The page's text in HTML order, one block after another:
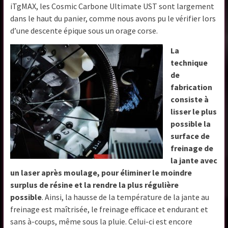
iTgMAX, les Cosmic Carbone Ultimate UST sont largement
dans le haut du panier, comme nous avons pu le vérifier lors
d’une descente épique sous un orage corse.
La
technique
de
fabrication
consiste à
lisser le plus
possible la
surface de
freinage de
la jante avec
un laser après moulage, pour éliminer le moindre
surplus de résine et la rendre la plus régulière
possible. Ainsi, la hausse de la température de la jante au
freinage est maîtrisée, le freinage efficace et endurant et
sans à-coups, même sous la pluie. Celui-ci est encore